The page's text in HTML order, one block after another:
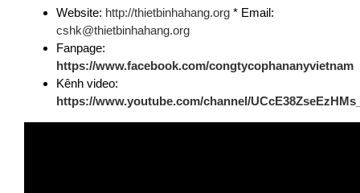
Website: http://thietbinhahang.org * Email:
cshk@thietbinhahang.org
Fanpage:
https://www.facebook.com/congtycophananyvietnam
Kênh video:
https://www.youtube.com/channel/